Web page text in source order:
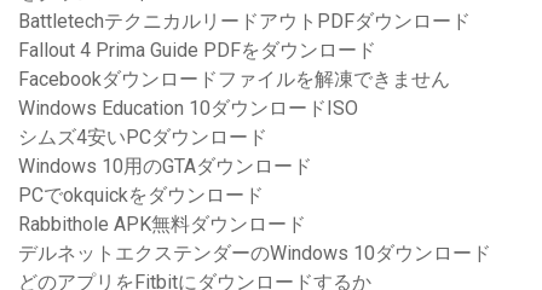
BattletechテクニカルリードアウトPDFダウンロード
Fallout 4 Prima Guide PDFをダウンロード
Facebookダウンロードファイルを解凍できません
Windows Education 10ダウンロードISO
シムズ4安いPCダウンロード
Windows 10用のGTAダウンロード
PCでokquickをダウンロード
Rabbithole APK無料ダウンロード
デルネットエクステンダーのWindows 10ダウンロード
どのアプリをFitbitにダウンロードするか